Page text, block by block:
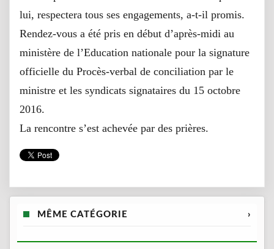
lui, respectera tous ses engagements, a-t-il promis.
Rendez-vous a été pris en début d’après-midi au
ministère de l’Education nationale pour la signature
officielle du Procès-verbal de conciliation par le
ministre et les syndicats signataires du 15 octobre
2016.
La rencontre s’est achevée par des prières.
MÊME CATÉGORIE ›